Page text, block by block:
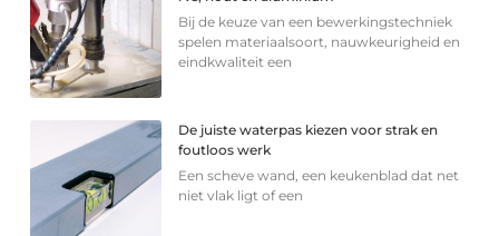
Bij de keuze van een bewerkingstechniek
spelen materiaalsoort, nauwkeurigheid en
eindkwaliteit een
De juiste waterpas kiezen voor strak en
foutloos werk
Een scheve wand, een keukenblad dat net
niet vlak ligt of een